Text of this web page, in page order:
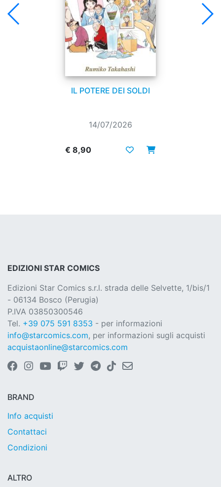
IL POTERE DEI SOLDI
14/07/2026
€ 8,90
EDIZIONI STAR COMICS
Edizioni Star Comics s.r.l. strada delle Selvette, 1/bis/1
- 06134 Bosco (Perugia)
P.IVA 03850300546
Tel. +39 075 591 8353 - per informazioni
info@starcomics.com, per informazioni sugli acquisti
acquistaonline@starcomics.com
BRAND
Info acquisti
Contattaci
Condizioni
ALTRO